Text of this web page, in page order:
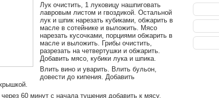
Лук очистить, 1 луковицу нашпиговать
лавровым листом и гвоздикой. Остальной
лук и шпик нарезать кубиками, обжарить в
масле в сотейнике и выложить. Мясо
нарезать кусочками, порциями обжарить в
масле и выложить. Грибы очистить,
разрезать на четвертушки и обжарить.
Добавить мясо, кубики лука и шпика.
Влить вино и уварить. Влить бульон,
довести до кипения. Добавить
60 минут с начала тушения добавить к мясу.